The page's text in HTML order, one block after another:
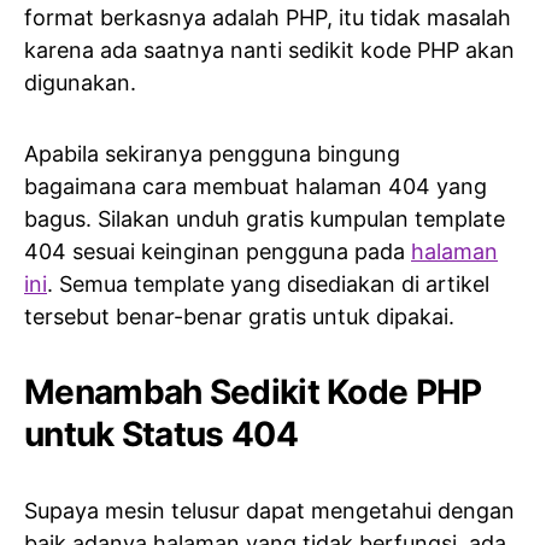
format berkasnya adalah PHP, itu tidak masalah
karena ada saatnya nanti sedikit kode PHP akan
digunakan.
Apabila sekiranya pengguna bingung
bagaimana cara membuat halaman 404 yang
bagus. Silakan unduh gratis kumpulan template
404 sesuai keinginan pengguna pada halaman
ini. Semua template yang disediakan di artikel
tersebut benar-benar gratis untuk dipakai.
Menambah Sedikit Kode PHP
untuk Status 404
Supaya mesin telusur dapat mengetahui dengan